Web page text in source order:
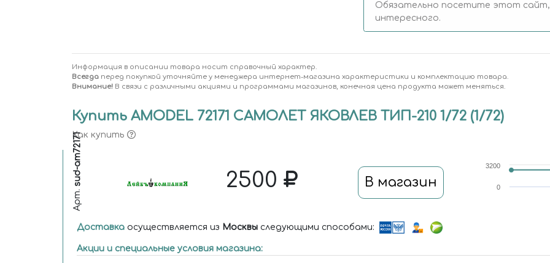
Обязательно посетите этот
интересного.
Информация в описании товара носит справочный характер.
Всегда перед покупкой уточняйте у менеджера интернет-магазина характеристики и комплектацию товара.
Внимание! В связи с различными акциями и программами магазинов, конечная цена продукта может меняться.
Купить AMODEL 72171 САМОЛЕТ ЯКОВЛЕВ ТИП-210 1/72 (1/72)
Как купить
Арт.
sud-am72171 2500 В магазин 0
3200
Доставка осуществляется из Москвы следующими способами:
Акции и специальные условия магазина: